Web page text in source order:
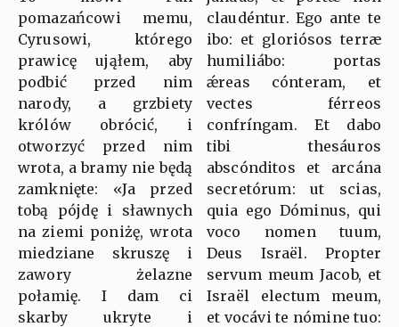
pomazańcowi memu,
Cyrusowi, którego
prawicę ująłem, aby
podbić przed nim
narody, a grzbiety
królów obrócić, i
otworzyć przed nim
wrota, a bramy nie będą
zamknięte: «Ja przed
tobą pójdę i sławnych
na ziemi poniżę, wrota
miedziane skruszę i
zawory żelazne
połamię. I dam ci
skarby ukryte i
claudéntur. Ego ante te
ibo: et gloriósos terræ
humiliábo: portas
ǽreas cónteram, et
vectes férreos
confríngam. Et dabo
tibi thesáuros
abscónditos et arcána
secretórum: ut scias,
quia ego Dóminus, qui
voco nomen tuum,
Deus Israël. Propter
servum meum Jacob, et
Israël electum meum,
et vocávi te nómine tuo: